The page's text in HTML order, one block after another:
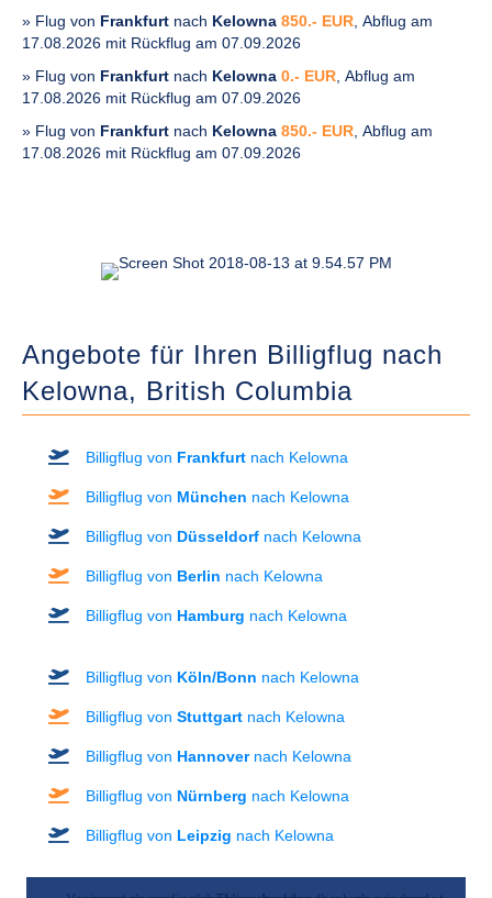
» Flug von Frankfurt nach Kelowna 850.- EUR , Abflug am
17.08.2026 mit Rückflug am 07.09.2026
» Flug von Frankfurt nach Kelowna 0.- EUR , Abflug am
17.08.2026 mit Rückflug am 07.09.2026
» Flug von Frankfurt nach Kelowna 850.- EUR , Abflug am
17.08.2026 mit Rückflug am 07.09.2026
Angebote für Ihren Billigflug nach
Kelowna, British Columbia
Billigflug von Frankfurt nach Kelowna
Billigflug von München nach Kelowna
Billigflug von Düsseldorf nach Kelowna
Billigflug von Berlin nach Kelowna
Billigflug von Hamburg nach Kelowna
Billigflug von Köln/Bonn nach Kelowna
Billigflug von Stuttgart nach Kelowna
Billigflug von Hannovernach Kelowna
Billigflug von Nürnberg nach Kelowna
Billigflug von Leipzig nach Kelowna